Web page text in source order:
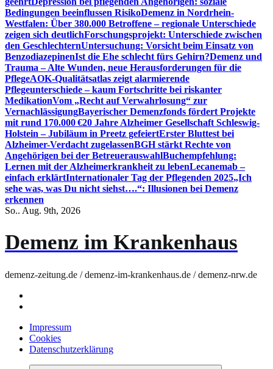
Bedingungen beeinflussen RisikoDemenz in Nordrhein-
Westfalen: Über 380.000 Betroffene – regionale Unterschiede
zeigen sich deutlichForschungsprojekt: Unterschiede zwischen
den GeschlechternUntersuchung: Vorsicht beim Einsatz von
BenzodiazepinenIst die Ehe schlecht fürs Gehirn?Demenz und
Trauma – Alte Wunden, neue Herausforderungen für die
PflegeAOK-Qualitätsatlas zeigt alarmierende
Pflegeunterschiede – kaum Fortschritte bei riskanter
MedikationVom „Recht auf Verwahrlosung“ zur
VernachlässigungBayerischer Demenzfonds fördert Projekte
mit rund 170.000 €20 Jahre Alzheimer Gesellschaft Schleswig-
Holstein – Jubiläum in Preetz gefeiertErster Bluttest bei
Alzheimer-Verdacht zugelassenBGH stärkt Rechte von
Angehörigen bei der BetreuerauswahlBuchempfehlung:
Lernen mit der Alzheimerkrankheit zu lebenLecanemab –
einfach erklärtInternationaler Tag der Pflegenden 2025„Ich
sehe was, was Du nicht siehst….“: Illusionen bei Demenz
erkennen
So.. Aug. 9th, 2026
Demenz im Krankenhaus
demenz-zeitung.de / demenz-im-krankenhaus.de / demenz-nrw.de
Impressum
Cookies
Datenschutzerklärung